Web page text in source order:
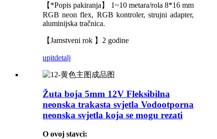
【*Popis pakiranja】 1~10 metara/rola 8*16 mm
RGB neon flex, RGB kontroler, strujni adapter,
aluminijska tračnica.
【Jamstveni rok 】2 godine
upitdetalj
Žuta boja 5mm 12V Fleksibilna
neonska trakasta svjetla Vodootporna
neonska svjetla koja se mogu rezati
O ovoj stavci: